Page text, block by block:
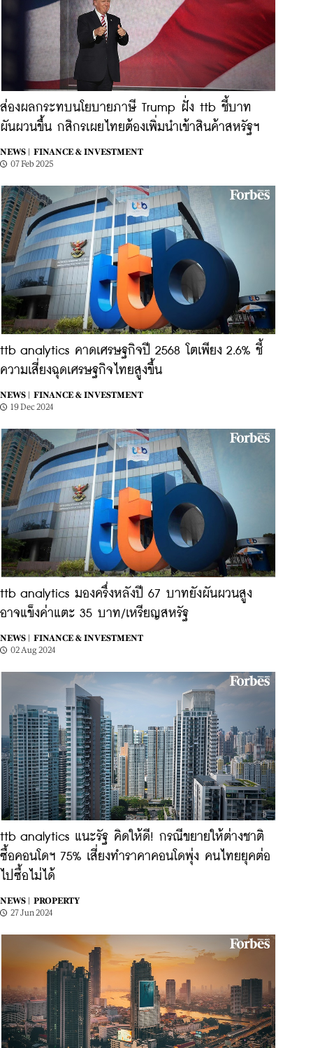
ส่องผลกระทบนโยบายภาษี Trump ฝั่ง ttb ชี้บาท
ผันผวนขึ้น กสิกรเผยไทยต้องเพิ่มนำเข้าสินค้าสหรัฐฯ
NEWS |
FINANCE & INVESTMENT
07 Feb 2025
ttb analytics คาดเศรษฐกิจปี 2568 โตเพียง 2.6% ชี้
ความเสี่ยงฉุดเศรษฐกิจไทยสูงขึ้น
NEWS |
FINANCE & INVESTMENT
19 Dec 2024
ttb analytics มองครึ่งหลังปี 67 บาทยังผันผวนสูง
อาจแข็งค่าแตะ 35 บาท/เหรียญสหรัฐ
NEWS |
FINANCE & INVESTMENT
02 Aug 2024
ttb analytics แนะรัฐ คิดให้ดี! กรณีขยายให้ต่างชาติ
ซื้อคอนโดฯ 75% เสี่ยงทำราคาคอนโดพุ่ง คนไทยยุคต่อ
ไปซื้อไม่ได้
NEWS |
PROPERTY
27 Jun 2024